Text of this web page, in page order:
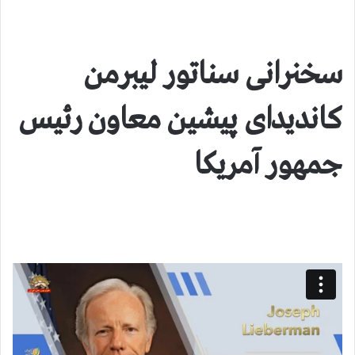
سخنرانی سناتور لیبرمن
کاندیدای پیشین معاون رئیس
جمهور آمریکا